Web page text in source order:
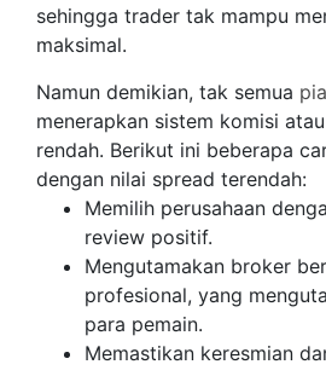
sehingga trader tak mampu
maksimal.
Namun demikian, tak semua
menerapkan sistem komisi
rendah. Berikut ini beberapa
dengan nilai spread terendah:
Memilih perusahaan
review positif.
Mengutamakan broker
profesional, yang
para pemain.
Memastikan keresmian